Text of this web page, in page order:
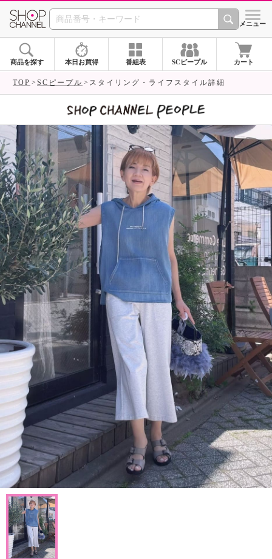
SHOP CHANNEL シメニュー
商品を探す 本日お買得 番組表 SCピープル カート
TOP SCピープル スタイリング・ライフスタイル詳細